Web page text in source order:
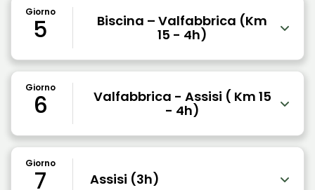
Giorno
5
Biscina – Valfabbrica (Km
15 - 4h)
Giorno
6
Valfabbrica - Assisi ( Km 15
- 4h)
Giorno
7 Assisi (3h)